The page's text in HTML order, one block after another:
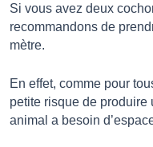
Si vous avez deux
recommandons de
mètre.
En effet, comme pour
petite risque de produire
animal a besoin